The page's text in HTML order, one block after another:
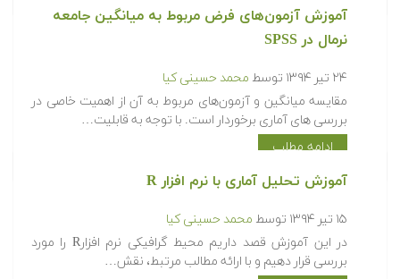
آموزش آزمون‌های فرض مربوط به میانگین جامعه
نرمال در SPSS
۲۴ تیر ۱۳۹۴ توسط محمد حسینی کیا
مقایسه میانگین و آزمون‌های مربوط به آن از اهمیت خاصی در
بررسی های آماری برخوردار است. با توجه به قابلیت…
ادامه مطلب
آموزش تحلیل آماری با نرم افزار R
۱۵ تیر ۱۳۹۴ توسط محمد حسینی کیا
در این آموزش قصد داریم محیط گرافیکی نرم افزارR را مورد
بررسی قرار دهیم و با ارائه مطالب مرتبط، نقش…